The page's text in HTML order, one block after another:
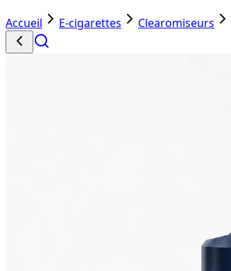
Accueil E-cigarettes Clearomiseurs